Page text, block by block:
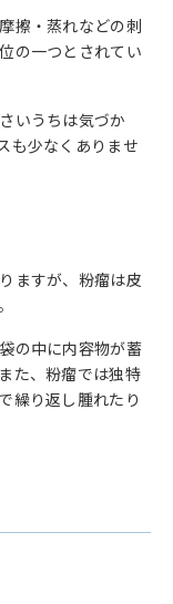
る
がる
ちやすくな
擦・蒸れなどの刺
の一つとされてい
いうちは気づか
も少なくありませ
ますが、粉瘤は皮
の中に内容物が蓄
た、粉瘤では独特
繰り返し腫れたり